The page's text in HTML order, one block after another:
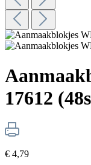
17612
€ 4,79